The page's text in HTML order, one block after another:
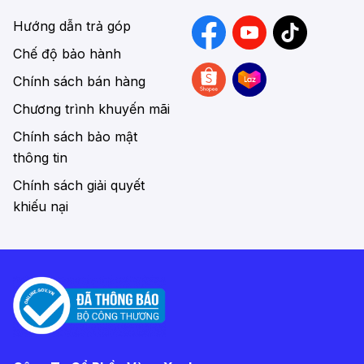
Trong đó, xe đạp thể thao đường phố là một
cao vừa chạy được trên các địa hình khó. Hiện có
2 loại xe đạp Touring phổ biến là loại thiên về
đường phố (hay còn gọi là City Bike, sử dụng fork
Hướng dẫn trả góp
Chế độ bảo hành
Chính sách bán hàng
Chương trình khuyến mãi
Chính sách bảo mật
thông tin
Chính sách giải quyết
khiếu nại